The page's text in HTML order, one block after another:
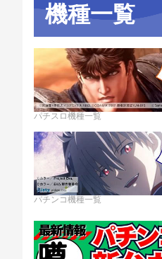
機種一覧
パチスロ機種一覧
パチンコ機種一覧